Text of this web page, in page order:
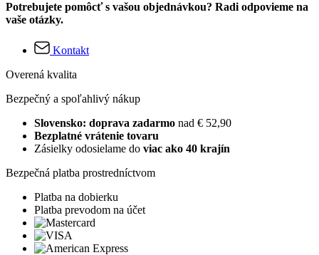
Potrebujete pomôcť s vašou objednávkou? Radi odpovieme na
vaše otázky.
Kontakt
Overená kvalita
Bezpečný a spoľahlivý nákup
Slovensko: doprava zadarmo nad € 52,90
Bezplatné vrátenie tovaru
Zásielky odosielame do viac ako 40 krajín
Bezpečná platba prostredníctvom
Platba na dobierku
Platba prevodom na účet